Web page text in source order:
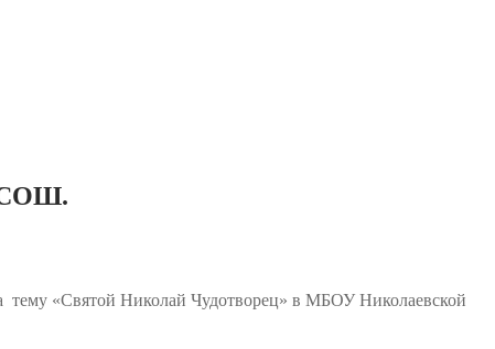
СОШ.
«Святой Николай Чудотворец» в МБОУ Николаевской